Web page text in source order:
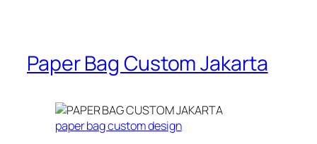
Paper Bag Custom Jakarta
paper bag custom design